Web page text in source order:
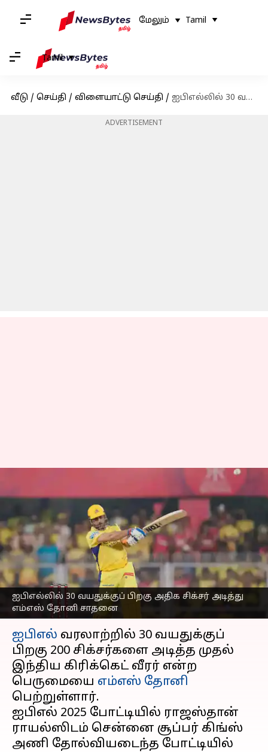
மேலும் Tamil
Tamil
வீடு / செய்தி / விளையாட்டு செய்தி / ஐபிஎல்லில் 30 வயதுக்குப் பிறகு 200 சிக்சர்கள் அடித்த முதல் இந்திய வீரர்; எம்எஸ் தோனி வரலாற்றுச் சாதனை
ADVERTISEMENT
ஐபிஎல்லில் 30 வயதுக்குப் பிறகு அதிக சிக்சர் அடித்து
எம்எஸ் தோனி சாதனை
ஐபிஎல்லில் 30 வயதுக்குப்
பிறகு 200 சிக்சர்கள்
அடித்த முதல் இந்திய வீரர்;
எம்எஸ் தோனி
வரலாற்றுச் சாதனை
எழுதியவர் Sekar Chinnappan Mar 31, 2025 04:47 pm
செய்தி முன்னோட்டம்
ஐபிஎல் வரலாற்றில் 30 வயதுக்குப்
பிறகு 200 சிக்சர்களை அடித்த முதல்
இந்திய கிரிக்கெட் வீரர் என்ற
பெருமையை எம்எஸ் தோனி
பெற்றுள்ளார்.
ஐபிஎல் 2025 போட்டியில் ராஜஸ்தான்
ராயல்ஸிடம் சென்னை சூப்பர் கிங்ஸ்
அணி தோல்வியடைந்த போட்டியில்